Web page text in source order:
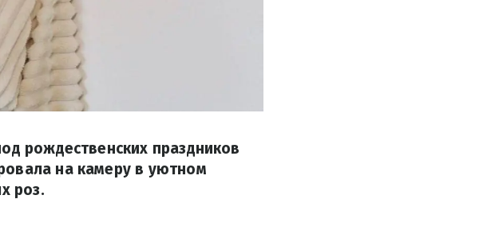
рождественских праздников
на камеру в уютном
роз.